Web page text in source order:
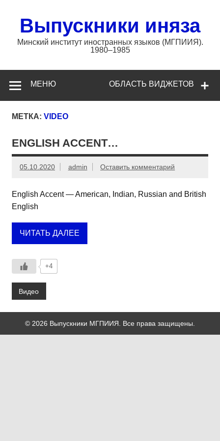
содержимому
Выпускники иняза
Минский институт иностранных языков (МГПИИЯ).
1980–1985
ОБЛАСТЬ ВИДЖЕТОВ
МЕНЮ
МЕТКА: VIDEO
ENGLISH ACCENT…
05.10.2020 admin Оставить комментарий
English Accent — American, Indian, Russian and British
English
ЧИТАТЬ ДАЛЕЕ
+4
Видео
© 2026 Выпускники МГПИИЯ. Все права защищены.